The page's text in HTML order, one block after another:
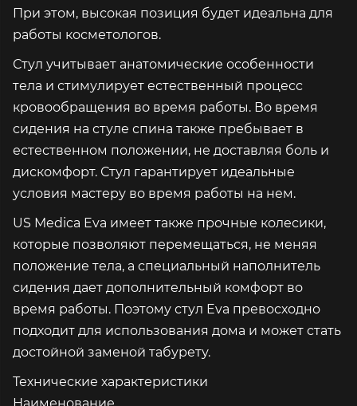
При этом, высокая позиция будет идеальна для
работы косметологов.
Стул учитывает анатомические особенности
тела и стимулирует естественный процесс
кровообращения во время работы. Во время
сидения на стуле спина также пребывает в
естественном положении, не доставляя боль и
дискомфорт. Стул гарантирует идеальные
условия мастеру во время работы на нем.
US Medica Eva имеет также прочные колесики,
которые позволяют перемещаться, не меняя
положение тела, а специальный наполнитель
сидения дает дополнительный комфорт во
время работы. Поэтому стул Eva превосходно
подходит для использования дома и может стать
достойной заменой табурету.
Технические характеристики